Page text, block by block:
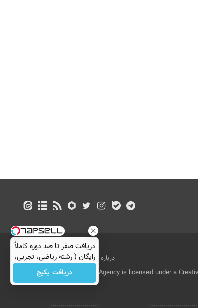
درباره ما تماس با ما
بازرگانی
All Content by Mehr News Agency is licensed under a
License.
دریافت صفر تا صد دوره کاملاً
رایگان ( رشته ریاضی، تجربی،
انسانی)
دریافت پکیج